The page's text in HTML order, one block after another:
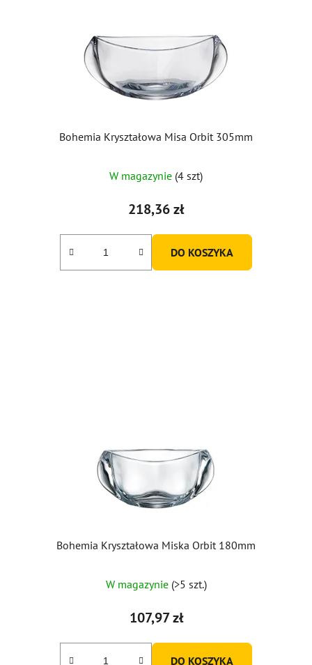
Bohemia Kryształowa Misa Orbit 305mm
ocena
produktu
5,0
W magazynie (4 szt)
218,36 zł
DO KOSZYKA
Bohemia Kryształowa Miska Orbit 180mm
W magazynie (>5 szt.)
107,97 zł
DO KOSZYKA